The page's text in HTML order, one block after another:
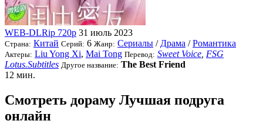
WEB-DLRip 720p 31 июль 2023
Страна: Китай Серий: 6 Жанр: Сериалы / Драма /Романтика
Актеры: Liu Yong Xi, Mai Tong Перевод: Sweet Voice FSG
Lotus.Subtitles Другое название: The Best Friend
12 мин.
Смотреть дораму Лучшая подруга
онлайн